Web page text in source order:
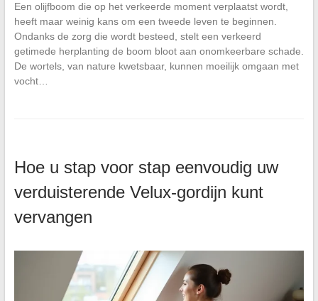
Een olijfboom die op het verkeerde moment verplaatst wordt,
heeft maar weinig kans om een tweede leven te beginnen.
Ondanks de zorg die wordt besteed, stelt een verkeerd
getimede herplanting de boom bloot aan onomkeerbare schade.
De wortels, van nature kwetsbaar, kunnen moeilijk omgaan met
vocht…
Hoe u stap voor stap eenvoudig uw
verduisterende Velux-gordijn kunt
vervangen